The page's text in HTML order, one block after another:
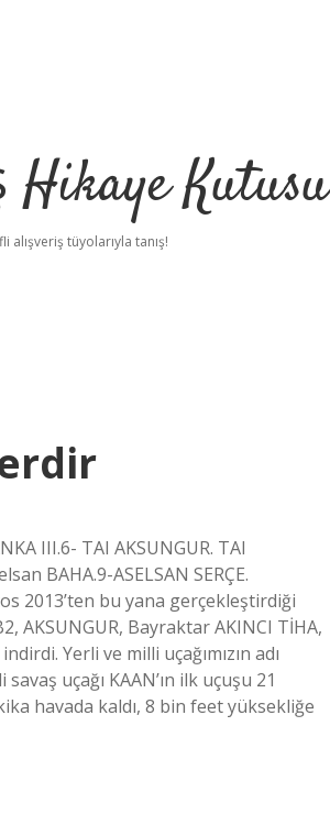
Kutusu
alışveriş tüyolarıyla tanış!
III.6- TAI AKSUNGUR. TAI
BAHA.9-ASELSAN SERÇE.
2013’ten bu yana gerçekleştirdiği
AKSUNGUR, Bayraktar AKINCI TİHA,
Yerli ve milli uçağımızın adı
uçağı KAAN’ın ilk uçuşu 21
havada kaldı, 8 bin feet yüksekliğe